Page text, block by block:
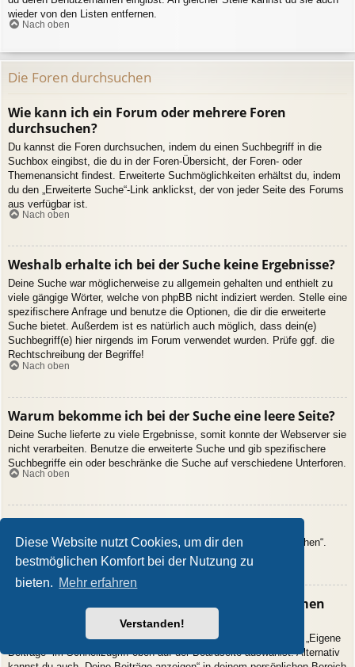
Diese Website nutzt Cookies, um dir den
bestmöglichen Komfort bei der Nutzung zu
bieten. Mehr erfahren
Verstanden!
wieder von den Listen entfernen.
Nach oben
Die Foren durchsuchen
Wie kann ich ein Forum oder mehrere Foren
durchsuchen?
Du kannst die Foren durchsuchen, indem du einen Suchbegriff in die
Suchbox eingibst, die du in der Foren-Übersicht, der Foren- oder
Themenansicht findest. Erweiterte Suchmöglichkeiten erhältst du, indem
du den „Erweiterte Suche“-Link anklickst, der von jeder Seite des Forums
aus verfügbar ist.
Nach oben
Weshalb erhalte ich bei der Suche keine Ergebnisse?
Deine Suche war möglicherweise zu allgemein gehalten und enthielt zu
viele gängige Wörter, welche von phpBB nicht indiziert werden. Stelle eine
spezifischere Anfrage und benutze die Optionen, die dir die erweiterte
Suche bietet. Außerdem ist es natürlich auch möglich, dass dein(e)
Suchbegriff(e) hier nirgends im Forum verwendet wurden. Prüfe ggf. die
Rechtschreibung der Begriffe!
Nach oben
Warum bekomme ich bei der Suche eine leere Seite?
Deine Suche lieferte zu viele Ergebnisse, somit konnte der Webserver sie
nicht verarbeiten. Benutze die erweiterte Suche und gib spezifischere
Suchbegriffe ein oder beschränke die Suche auf verschiedene Unterforen.
Nach oben
Wie kann ich nach Mitgliedern suchen?
Gehe zur Mitgliederliste und klicke auf „Nach einem Mitglied suchen“.
Nach oben
Wie kann ich meine eigenen Beiträge und Themen
Deine eigenen Beiträge kannst du dir anzeigen lassen, indem du „Eigene
Beiträge“ im Schnellzugriff oben auf der Boardseite auswählst. Alternativ